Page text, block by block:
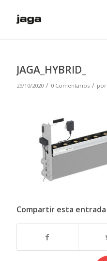
JAGA_HYBRID_
29/10/2020 / 0 Comentarios / por
Compartir esta entrada